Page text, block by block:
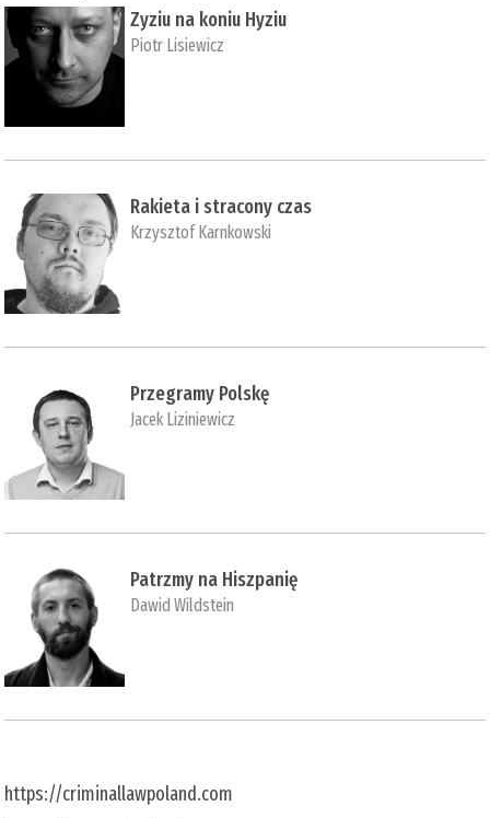
Zyziu na koniu Hyziu
Piotr Lisiewicz
Rakieta i stracony czas
Krzysztof Karnkowski
Przegramy Polskę
Jacek Liziniewicz
Patrzmy na Hiszpanię
Dawid Wildstein
https://criminallawpoland.com